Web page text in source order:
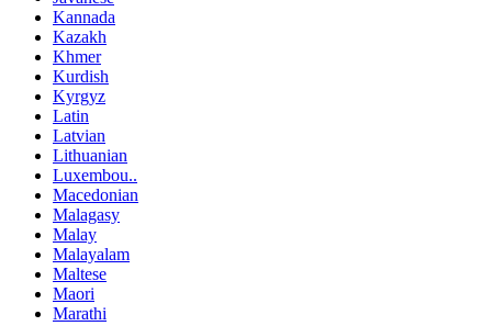
Kannada
Kazakh
Khmer
Kurdish
Kyrgyz
Latin
Latvian
Lithuanian
Luxembou..
Macedonian
Malagasy
Malay
Malayalam
Maltese
Maori
Marathi